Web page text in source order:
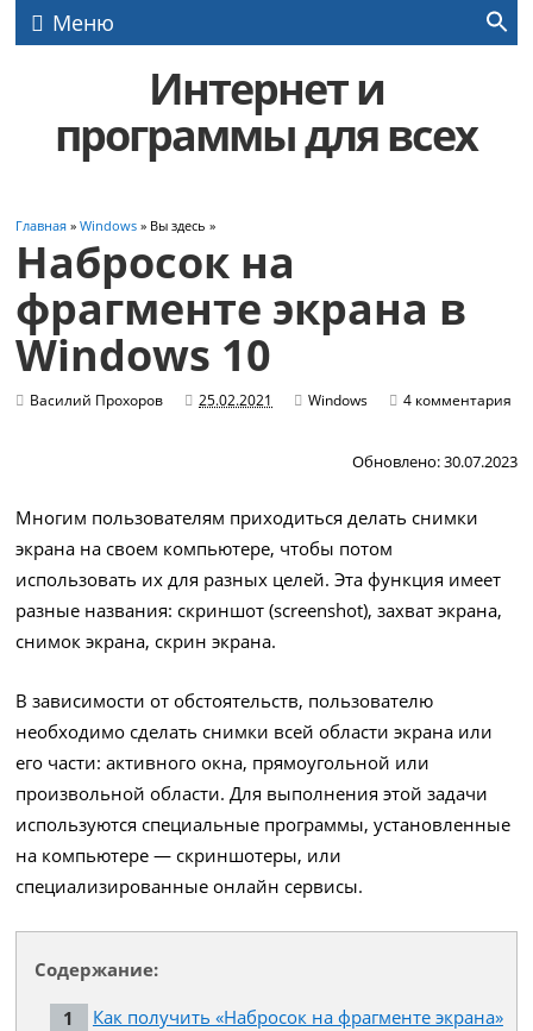
Меню
Интернет и
программы для всех
Главная »Windows » Вы здесь »
Набросок на
фрагменте экрана в
Windows 10
Василий Прохоров 25.02.2021 Windows 4 комментария
Обновлено: 30.07.2023
Многим пользователям приходиться делать снимки
экрана на своем компьютере, чтобы потом
использовать их для разных целей. Эта функция имеет
разные названия: скриншот (screenshot), захват экрана,
снимок экрана, скрин экрана.
В зависимости от обстоятельств, пользователю
необходимо сделать снимки всей области экрана или
его части: активного окна, прямоугольной или
произвольной области. Для выполнения этой задачи
используются специальные программы, установленные
на компьютере — скриншотеры, или
специализированные онлайн сервисы.
Содержание:
Как получить «Набросок на фрагменте экрана»